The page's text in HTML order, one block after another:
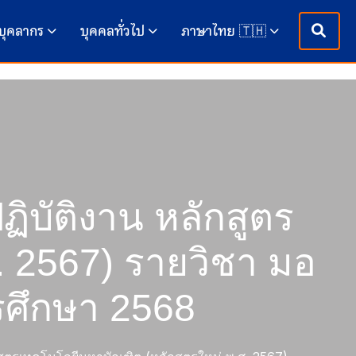
คลากร บุคคลทั่วไป ภาษาไทย 🇹🇭
บัติงาน หลักสูตร
รายวิชา มอ
กษา 2568